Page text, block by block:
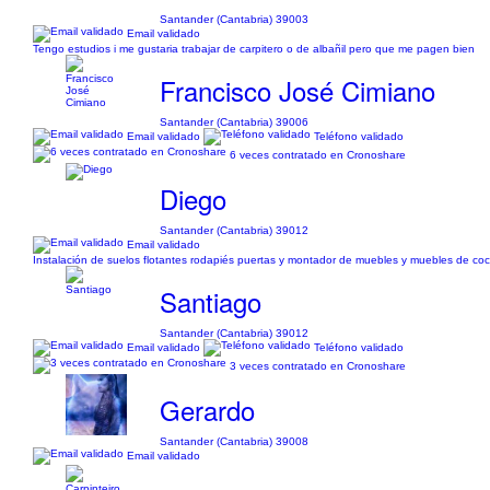
Santander (Cantabria) 39003
Email validado
Tengo estudios i me gustaria trabajar de carpitero o de albañil pero que me pagen bien
Francisco José Cimiano
Santander (Cantabria) 39006
Email validado
Teléfono validado
6 veces contratado en Cronoshare
Diego
Santander (Cantabria) 39012
Email validado
Instalación de suelos flotantes rodapiés puertas y montador de muebles y muebles de
Santiago
Santander (Cantabria) 39012
Email validado
Teléfono validado
3 veces contratado en Cronoshare
Gerardo
Santander (Cantabria) 39008
Email validado